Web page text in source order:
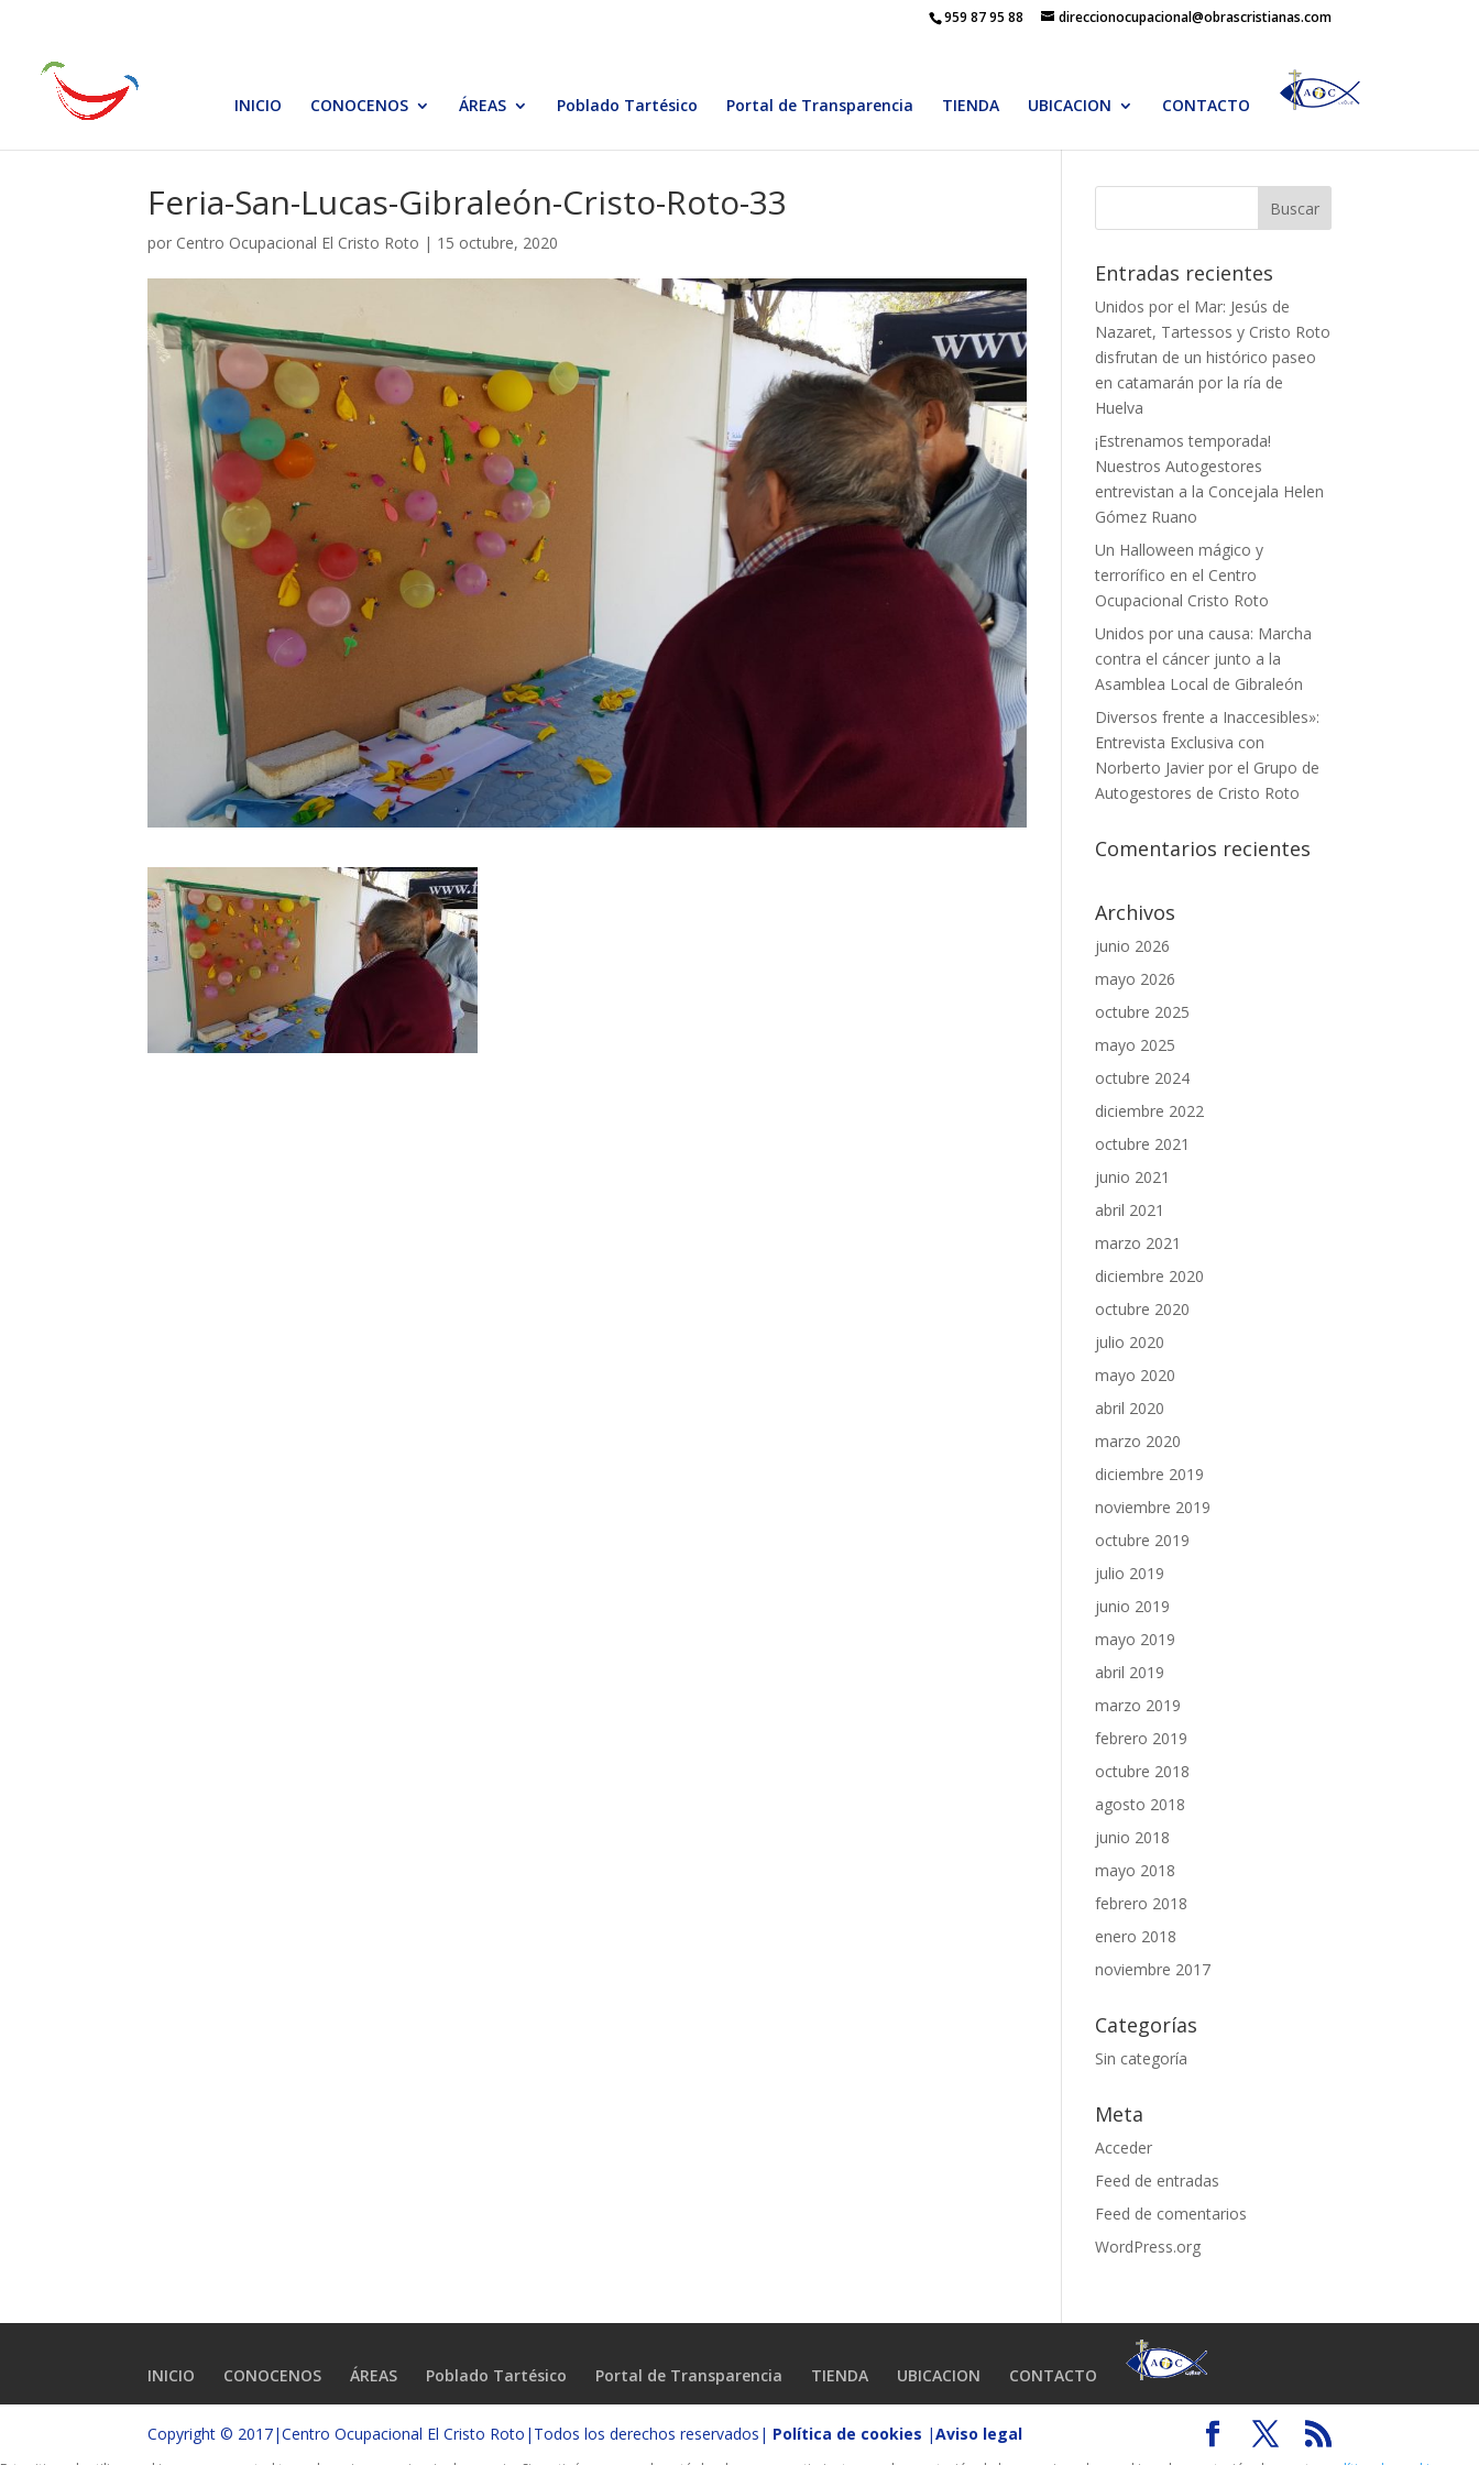
959 87 95 88 direccionocupacional@obrascristianas.com
INICIO CONOCENOS ÁREAS Poblado Tartésico Portal de Transparencia TIENDA UBICACION CONTACTO
Feria-San-Lucas-Gibraleón-Cristo-Roto-33
por Centro Ocupacional El Cristo Roto | 15 octubre, 2020
Entradas recientes
Unidos por el Mar: Jesús de
Nazaret, Tartessos y Cristo Roto
disfrutan de un histórico paseo
en catamarán por la ría de
Huelva
¡Estrenamos temporada!
Nuestros Autogestores
entrevistan a la Concejala Helen
Gómez Ruano
Un Halloween mágico y
terrorífico en el Centro
Ocupacional Cristo Roto
Unidos por una causa: Marcha
contra el cáncer junto a la
Asamblea Local de Gibraleón
Diversos frente a Inaccesibles»:
Entrevista Exclusiva con
Norberto Javier por el Grupo de
Autogestores de Cristo Roto
Comentarios recientes
Archivos
junio 2026
mayo 2026
octubre 2025
mayo 2025
octubre 2024
diciembre 2022
octubre 2021
junio 2021
abril 2021
marzo 2021
diciembre 2020
octubre 2020
julio 2020
mayo 2020
abril 2020
marzo 2020
diciembre 2019
noviembre 2019
octubre 2019
julio 2019
junio 2019
mayo 2019
abril 2019
marzo 2019
febrero 2019
octubre 2018
agosto 2018
junio 2018
mayo 2018
febrero 2018
enero 2018
noviembre 2017
Categorías
Sin categoría
Meta
Acceder
Feed de entradas
Feed de comentarios
WordPress.org
INICIO CONOCENOS ÁREAS Poblado Tartésico Portal de Transparencia TIENDA UBICACION CONTACTO
Copyright © 2017|Centro Ocupacional El Cristo Roto|Todos los derechos reservados| Política de cookies |Aviso legal